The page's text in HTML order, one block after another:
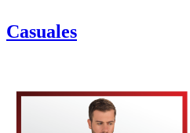
Casuales